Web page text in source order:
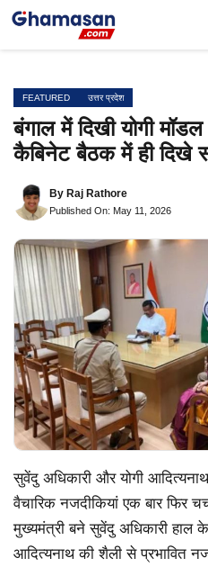
Skip
FEATURED उत्तर प्रदेश
बंगाल में दिखी योगी
कैबिनेट बैठक में ही दिखे
By Raj Rathore
Published On: May 11, 2026
सुवेंदु अधिकारी और योगी
वैचारिक नजदीकियां एक बार फिर
मुख्यमंत्री बने सुवेंदु अधिकारी हाल
आदित्यनाथ की शैली से प्रभावित